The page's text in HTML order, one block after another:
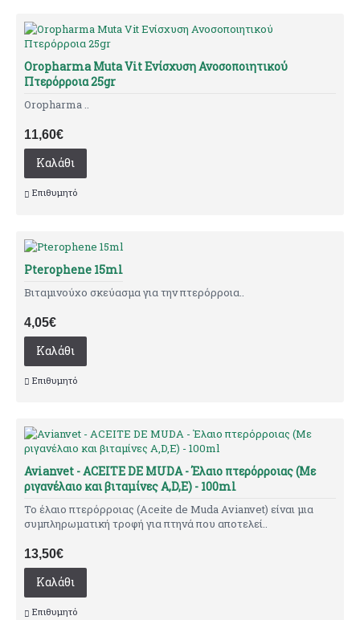
Oropharma Muta Vit Ενίσχυση Ανοσοποιητικού
Πτερόρροια 25gr
Oropharma ..
11,60€
Καλάθι
Επιθυμητό
Pterophene 15ml
Βιταμινούχο σκεύασμα για την πτερόρροια..
4,05€
Καλάθι
Επιθυμητό
Avianvet - ACEITE DE MUDA - Έλαιο πτερόρροιας (Με
ριγανέλαιο και βιταμίνες A,D,E) - 100ml
Το έλαιο πτερόρροιας (Aceite de Muda Avianvet) είναι μια
συμπληρωματική τροφή για πτηνά που αποτελεί..
13,50€
Καλάθι
Επιθυμητό